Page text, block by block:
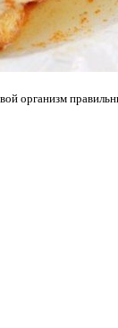
организм